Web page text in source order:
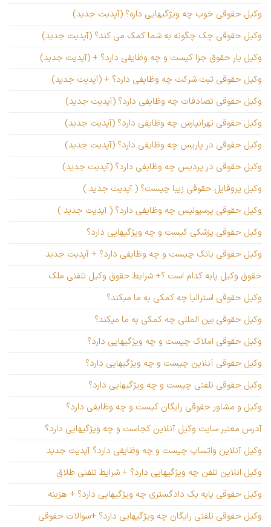
وکیل حقوقی خوب چه ویژگیهایی داره؟ (آپدیت جدید)
وکیل حقوقی چک چگونه به شما کمک می کند؟ (آپدیت جدید)
وکیل یار حقوق جزا کیست و چه وظایفی دارد؟ + (آپدیت جدید)
وکیل حقوقی ثبت شرکت چه وظایفی دارد؟ + (آپدیت جدید)
وکیل حقوقی تصادفات چه وظایفی دارد؟ (آپدیت جدید)
وکیل حقوقی تهرانپارس چه وظایفی دارد؟ (آپدیت جدید)
وکیل حقوقی در پاریس چه وظایفی دارد؟ (آپدیت جدید)
وکیل حقوقی در پردیس چه وظایفی دارد؟ (آپدیت جدید)
وکیل پروفایل حقوقی زیبا چیست؟ ( آپدیت جدید )
وکیل حقوقی پرسپولیس چه وظایفی دارد؟ ( آپدیت جدید )
وکیل حقوقی پزشکی کیست و چه ویژگیهایی دارد؟
وکیل حقوقی بانک چیست و چه وظایفی دارد؟ + آپدیت جدید
حقوق وکیل پایه کدام است ؟+ شرایط حقوق وکیل تلفنی ملک
وکیل حقوقی استرالیا چه کمکی به ما میکند؟
وکیل حقوقی بین المللی چه کمکی به ما میکند؟
وکیل حقوقی املاک چیست و چه ویژگیهایی دارد؟
وکیل حقوقی آنلاین چیست و چه ویژگیهایی دارد؟
وکیل حقوقی تلفنی چیست و چه ویژگیهایی دارد؟
وکیل و مشاور حقوقی رایگان کیست و چه وظایفی دارد؟
آدرس معتبر سایت وکیل آنلاین کجاست و چه ویژگیهایی دارد؟
وکیل آنلاین واتساپ چیست و چه وظایفی دارد؟ آپدیت جدید
وکیل انلاین تلفن چه ویژگیهایی دارد؟ + شرایط تلفنی طلاق
وکیل حقوقی پایه یک دادگستری چه ویژگیهایی دارد؟ + هزینه
وکیل حقوقی تلفنی رایگان چه ویژگیهایی دارد؟ +سوالات حقوقی